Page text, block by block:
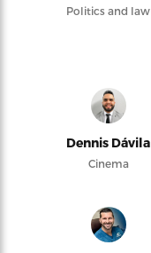
Politics and law
Dennis Dávila
Cinema